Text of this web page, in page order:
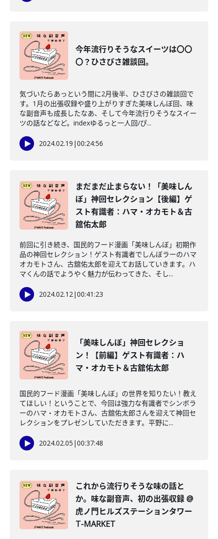
今年流行りそうなスイーツは〇〇
〇？ひさびさ雑談回。
気づいたらあっという間に2月後半、ひさびさの雑談回で
す。1月の出張収録や盛り上がりすぎた美味しんぼ回、味
な副音声も成長したなあ、そして今年流行りそうなスイー
ツの話などなど。indexゆるっと一人回/ぴ...
2024.02.19 |00:24:56
まだまだ止まらない！「美味しん
ぼ」神回セレクション【後編】ゲ
スト有識者：ハマ・オカモト＆古
舘佑太郎
前回に引き続き、国民的フード漫画「美味しんぼ」初期作
品の神回セレクション！ゲスト有識者でしんぼラーのハマ
オカモトさん、古舘佑太郎を迎えてお話していきます。ハ
マくんの話でようやく魅力が伝わってきた、そし...
2024.02.12|00:41:23
「美味しんぼ」神回セレクショ
ン！【前編】ゲスト有識者：ハ
マ・オカモト＆古舘佑太郎
国民的フード漫画「美味しんぼ」の世界を知りたい！教え
てほしい！ということで、今回は強力な有識者でシンボラ
ーのハマ・オカモトさん、古舘佑太郎さんを迎えて神回セ
レクションをプレゼンしていただきます。平野に...
2024.02.05 |00:37:48
これから流行りそうな味の話と
か。味な副音声、初の出張収録 @
虎ノ門ヒルズステーションタワー
T-MARKET